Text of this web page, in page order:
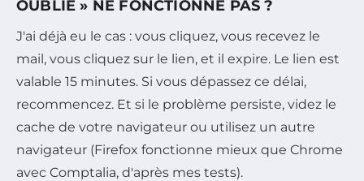
OUBLIÉ » NE FONCTIONNE PAS ?
J'ai déjà eu le cas : vous cliquez, vous recevez le
mail, vous cliquez sur le lien, et il expire. Le lien est
valable 15 minutes. Si vous dépassez ce délai,
recommencez. Et si le problème persiste, videz le
cache de votre navigateur ou utilisez un autre
navigateur (Firefox fonctionne mieux que Chrome
avec Comptalia, d'après mes tests).